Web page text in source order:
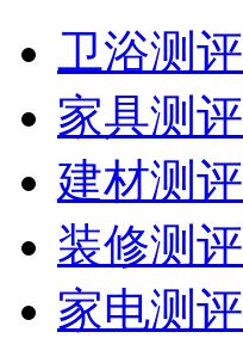
卫浴测评
家具测评
建材测评
装修测评
家电测评